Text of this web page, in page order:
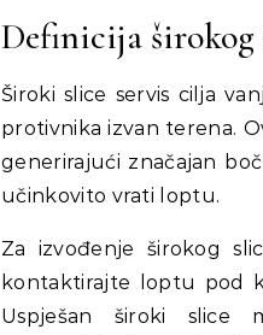
Definicija širokog
Široki slice servis cilja
protivnika izvan terena.
generirajući značajan
učinkovito vrati loptu.
Za izvođenje širokog
kontaktirajte loptu pod
Uspješan široki slice